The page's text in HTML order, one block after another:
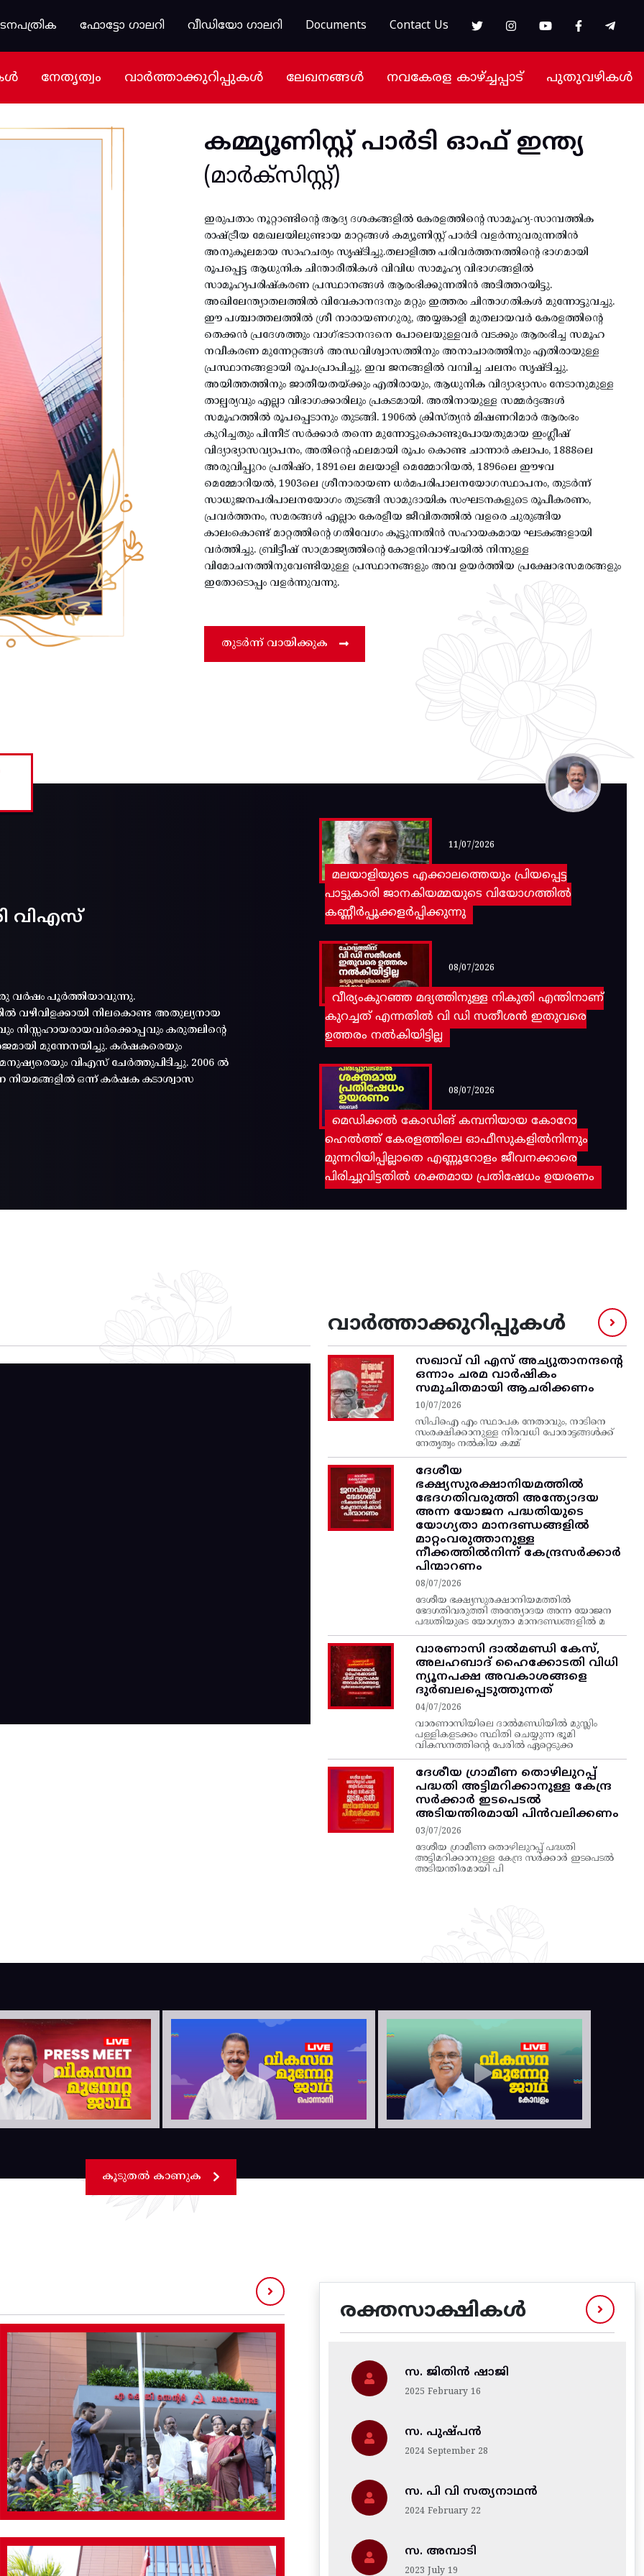
ഫോട്ടോ ഗാലറി വീഡിയോ ഗാലറി Documents Contact Us
നേതൃത്വം വാർത്താക്കുറിപ്പുകൾ ലേഖനങ്ങൾ നവകേരള കാഴ്ച്ചപ്പാട് പുതുവഴികൾ
കമ്മ്യൂണിസ്റ്റ് പാർടി ഓഫ് ഇന്ത്യ
(മാർക്സിസ്റ്റ്)
ഇരുപതാം നൂറ്റാണ്ടിന്റെ ആദ്യ ദശകങ്ങളിൽ കേരളത്തിന്റെ സാമൂഹ്യ-സാമ്പത്തിക
രാഷ്ട്രീയ മേഖലയിലുണ്ടായ മാറ്റങ്ങൾ കമ്യൂണിസ്റ്റ് പാർടി വളർന്നുവരുന്നതിൻ
അനുകൂലമായ സാഹചര്യം സൃഷ്ടിച്ചു.തലാളിത്ത പരിവർത്തനത്തിന്റെ ഭാഗമായി
രൂപപ്പെട്ട ആധുനിക ചിന്താരീതികൾ വിവിധ സാമൂഹ്യ വിഭാഗങ്ങളിൽ
സാമൂഹ്യപരിഷ്കരണ പ്രസ്ഥാനങ്ങൾ ആരംഭിക്കുന്നതിൻ അടിത്തറയിട്ടു.
അഖിലേന്ത്യാതലത്തിൽ വിവേകാനന്ദനും മറ്റും ഇത്തരം ചിന്താഗതികൾ മുന്നോട്ടുവച്ചു.
ഈ പശ്ചാത്തലത്തിൽ ശ്രീ നാരായണഗുരു, അയ്യങ്കാളി മുതലായവർ കേരളത്തിന്റെ
തെക്കൻ പ്രദേശത്തും വാഗ്ഭടാനന്ദനെ പോലെയുള്ളവർ വടക്കും ആരംഭിച്ച സമൂഹ
നവീകരണ മുന്നേറ്റങ്ങൾ അന്ധവിശ്വാസത്തിനും അനാചാരത്തിനും എതിരായുള്ള
പ്രസ്ഥാനങ്ങളായി രൂപംപ്രാപിച്ചു. ഇവ ജനങ്ങളിൽ വമ്പിച്ച ചലനം സൃഷ്ടിച്ചു.
അയിത്തത്തിനും ജാതീയതയ്ക്കും എതിരായും, ആധുനിക വിദ്യാഭ്യാസം നേടാനുമുള്ള
താല്പര്യവും എല്ലാ വിഭാഗക്കാരിലും പ്രകടമായി. അതിനായുള്ള സമ്മർദ്ദങ്ങൾ
സമൂഹത്തിൽ രൂപപ്പെടാനും തുടങ്ങി. 1906ൽ ക്രിസ്ത്യൻ മിഷണറിമാർ ആരംഭം
കുറിച്ചതും പിന്നീട് സർക്കാർ തന്നെ മുന്നോട്ടുകൊണ്ടുപോയതുമായ ഇംഗ്ലീഷ്
വിദ്യാഭ്യാസവ്യാപനം, അതിന്റെ ഫലമായി രൂപം കൊണ്ട ചാന്നാർ കലാപം, 1888ലെ
അരുവിപ്പുറം പ്രതിഷ്ഠ, 1891ലെ മലയാളി മെമ്മോറിയൽ, 1896ലെ ഈഴവ
മെമ്മോറിയൽ, 1903ലെ ശ്രീനാരായണ ധർമപരിപാലനയോഗസ്ഥാപനം, തുടർന്ന്
സാധുജനപരിപാലനയോഗം തുടങ്ങി സാമുദായിക സംഘടനകളുടെ രൂപീകരണം,
പ്രവർത്തനം, സമരങ്ങൾ എല്ലാം കേരളീയ ജീവിതത്തിൽ വളരെ ചുരുങ്ങിയ
കാലംകൊണ്ട് മാറ്റത്തിന്റെ ഗതിവേഗം കൂട്ടുന്നതിൻ സഹായകമായ ഘടകങ്ങളായി
വർത്തിച്ചു. ബ്രിട്ടീഷ് സാമ്രാജ്യത്തിന്റെ കോളനിവാഴ്ചയിൽ നിന്നുള്ള
വിമോചനത്തിനുവേണ്ടിയുള്ള പ്രസ്ഥാനങ്ങളും അവ ഉയർത്തിയ പ്രക്ഷോഭസമരങ്ങളും
ഇതോടൊപ്പം വളർന്നുവന്നു.
തുടർന്ന് വായിക്കുക
വിഎസ്
ഒരു വർഷം പൂർത്തിയാവുന്നു.
വഴിവിളക്കായി നിലകൊണ്ട അതുല്യനായ
നിസ്സഹായരായവർക്കൊപ്പവും കരുതലിന്റെ
മുന്നേനയിച്ചു. കർഷകരെയും
വിഎസ് ചേർത്തുപിടിച്ചു. 2006 ൽ
ഒന്ന് കർഷക കടാശ്വാസ
മലയാളിയുടെ എക്കാലത്തെയും പ്രിയപ്പെട്ട
പാട്ടുകാരി ജാനകിയമ്മയുടെ വിയോഗത്തിൽ
കണ്ണീർപ്പൂക്കളർപ്പിക്കുന്നു
11/07/2026
വീര്യംകുറഞ്ഞ മദ്യത്തിനുള്ള നികുതി എന്തിനാണ്
കുറച്ചത് എന്നതിൽ വി ഡി സതീശൻ ഇതുവരെ
ഉത്തരം നൽകിയിട്ടില്ല
08/07/2026
മെഡിക്കൽ കോഡിങ് കമ്പനിയായ കോറോ
ഹെൽത്ത് കേരളത്തിലെ ഓഫീസുകളിൽനിന്നും
മുന്നറിയിപ്പില്ലാതെ എണ്ണൂറോളം ജീവനക്കാരെ
പിരിച്ചുവിട്ടതിൽ‌ ശക്തമായ പ്രതിഷേധം ഉയരണം
08/07/2026
വാർത്താക്കുറിപ്പുകൾ
സഖാവ് വി എസ്‌ അച്യുതാനന്ദന്റെ
ഒന്നാം ചരമ വാര്‍ഷികം
സമുചിതമായി ആചരിക്കണം
10/07/2026
സിപിഐ എം സ്ഥാപക നേതാവും, നാടിനെ
സംരക്ഷിക്കാനുള്ള നിരവധി പോരാട്ടങ്ങള്‍ക്ക്‌
നേതൃത്വം നല്‍കിയ കമ്മ്
ദേശീയ
ഭക്ഷ്യസുരക്ഷാനിയമത്തിൽ
ഭേദഗതിവരുത്തി അന്ത്യോദയ
അന്ന യോജന പദ്ധതിയുടെ
യോഗ്യതാ മാനദണ്ഡങ്ങളിൽ
മാറ്റംവരുത്താനുള്ള
നീക്കത്തിൽനിന്ന്‌ കേന്ദ്രസർക്കാർ
പിന്മാറണം
08/07/2026
ദേശീയ ഭക്ഷ്യസുരക്ഷാനിയമത്തിൽ
ഭേദഗതിവരുത്തി അന്ത്യോദയ അന്ന യോജന
പദ്ധതിയുടെ യോഗ്യതാ മാനദണ്ഡങ്ങളിൽ മ
വാരണാസി ദാൽമണ്ഡി കേസ്,
അലഹബാദ് ഹൈക്കോടതി വിധി
ന്യൂനപക്ഷ അവകാശങ്ങളെ
ദുർബലപ്പെടുത്തുന്നത്
04/07/2026
വാരണാസിയിലെ ദാൽമണ്ഡിയിൽ മുസ്ലിം
പള്ളികളടക്കം സ്ഥിതി ചെയ്യുന്ന ഭൂമി
വികസനത്തിന്റെ പേരിൽ ഏറ്റെടുക്ക
ദേശീയ ഗ്രാമീണ തൊഴിലുറപ്പ്‌
പദ്ധതി അട്ടിമറിക്കാനുള്ള കേന്ദ്ര
സര്‍ക്കാര്‍ ഇടപെടല്‍
അടിയന്തിരമായി പിന്‍വലിക്കണം
03/07/2026
ദേശീയ ഗ്രാമീണ തൊഴിലുറപ്പ്‌ പദ്ധതി
അട്ടിമറിക്കാനുള്ള കേന്ദ്ര സര്‍ക്കാര്‍ ഇടപെടല്‍
അടിയന്തിരമായി പി
കൂടുതൽ കാണുക
രക്തസാക്ഷികൾ
സ. ജിതിന്‍ ഷാജി
2025 February 16
സ. പുഷ്പൻ
2024 September 28
സ. പി വി സത്യനാഥൻ
2024 February 22
സ. അമ്പാടി
2023 July 19